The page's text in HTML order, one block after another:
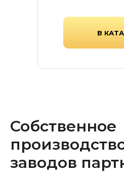
В
Собственное
заводов